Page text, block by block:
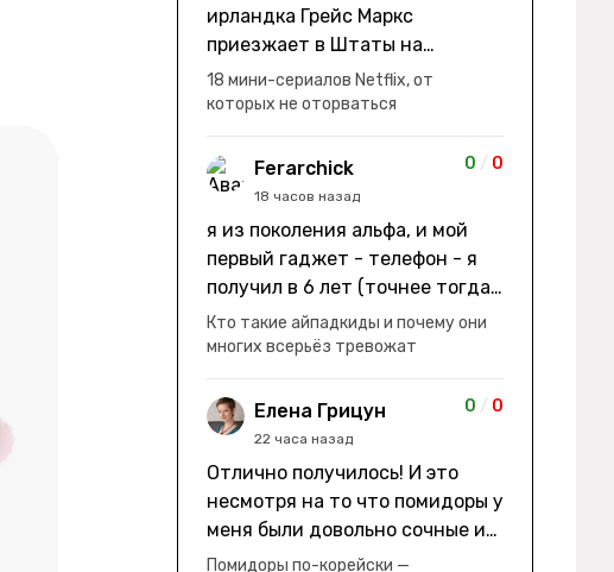
ирландка Грейс Маркс
приезжает в Штаты на
заработки" не на заработки -
она иммигрирует с семьей и не
в США, а в Канаду "заниматься
сексом ради удовольствия, а
не для зачатия" - героиня уже
ее побега из общины. не в
первый раз замечаю такие
косяки. с ИИ пишете? :)
18 мини-сериалов Netflix, от
которых не оторваться
Ferarchick
18 часов назад
0 / 0
я из поколения альфа, и мой
первый гаджет - телефон - я
получил в 6 лет (точнее тогда
мне уже было почти 7), потом
его отобрали и я просто
смотрел телик, потом мне
подарили ноутбук, который у
меня до сих пор. ну а в этом
уже другую модель т.к та была
старая и пароль я от него
забыл
Кто такие айпадкиды и почему они
многих всерьёз тревожат
Елена Грицун
22 часа назад
0 / 0
Отлично получилось! И это
несмотря на то что помидоры у
меня были довольно сочные и
водянистые. Ну, зато теперь
Помидоры по-корейски —